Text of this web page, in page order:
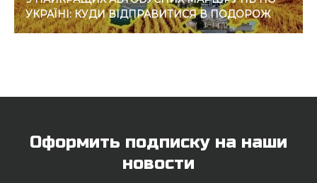
УКРАЇНІ: КУДИ ВІДПРАВИТИСЯ В ПОДОРОЖ
Оформить подписку на наши
новости